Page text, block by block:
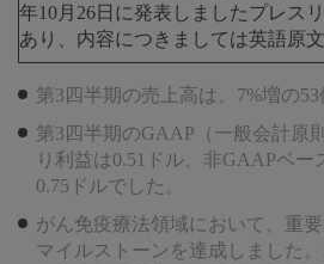
年10月26日に発表しましたプレス
あり、内容につきましては英語原
第3四半期の売上高は、7%増の53
第3四半期のGAAP（一般会計原
り利益は0.51ドル、非GAAPベー
0.75ドルでした。
がん免疫療法領域において、重
マイルストーンを達成しました